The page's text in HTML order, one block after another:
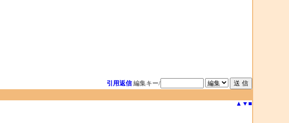
引用返信 編集キー/
▲ ▼ ■